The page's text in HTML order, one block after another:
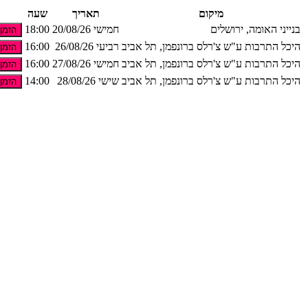
the
accessibility
menu
מיקום תאריך
שעה
בנייני האומה, ירושלים
חמישי 20/08/26 18:00
היכל התרבות ע"ש צ'רלס ברונפמן, תל אביב רביעי 26/08/26 16:00
היכל התרבות ע"ש צ'רלס ברונפמן, תל אביב חמישי 27/08/26 16:00
היכל התרבות ע"ש צ'רלס ברונפמן, תל אביב שישי 28/08/26 14:00